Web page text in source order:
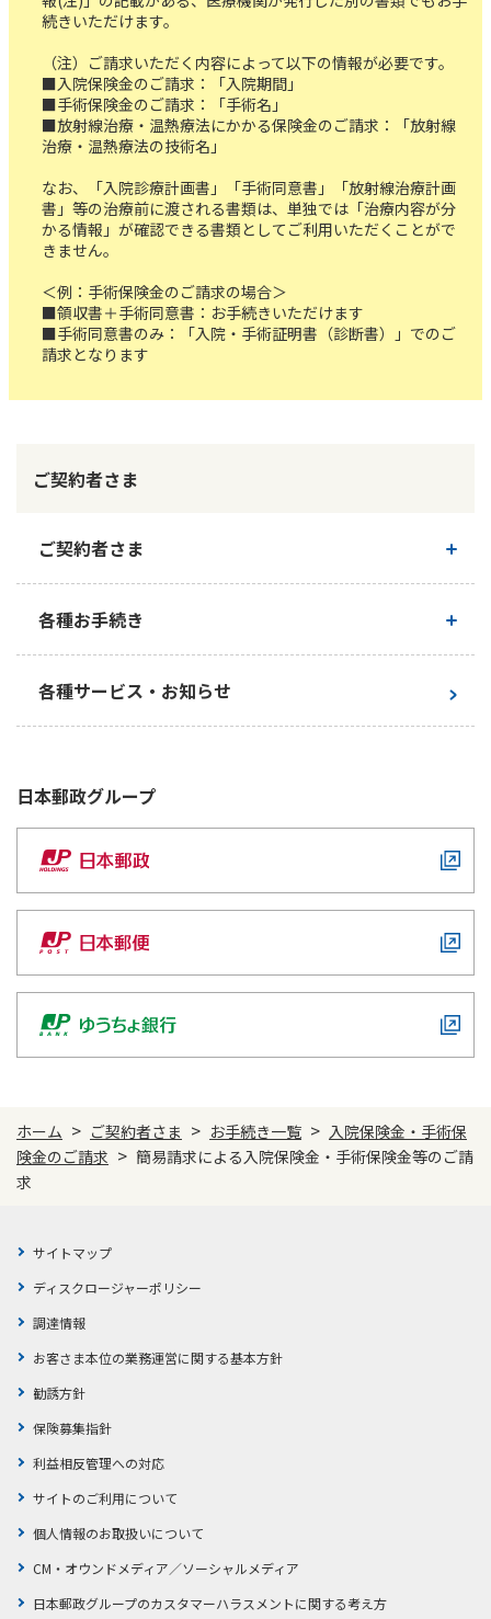
お問い合わせ
ラジオ体操・みんなの体操
ラジオ体操ポータルサイト
お客さまの声／お客さまサービス向上の取組み
かんぽジャンクション
続きいただけます。
（注）ご請求いただく内容によって以下の情報が必要です。
■入院保険金のご請求：「入院期間」
■手術保険金のご請求：「手術名」
■放射線治療・温熱療法にかかる保険金のご請求：「放射線
治療・温熱療法の技術名」
なお、「入院診療計画書」「手術同意書」「放射線治療計画
書」等の治療前に渡される書類は、単独では「治療内容が分
かる情報」が確認できる書類としてご利用いただくことがで
きません。
＜例：手術保険金のご請求の場合＞
■領収書＋手術同意書：お手続きいただけます
■手術同意書のみ：「入院・手術証明書（診断書）」でのご
請求となります
ご契約者さま
ご契約者さま
ご契約内容の確認
各種お手続き
お手続き一覧
各種サービス・お知らせ
日本郵政グループ
ホーム > ご契約者さま > お手続き一覧 > 入院保険金・手術保
険金のご請求 > 簡易請求による入院保険金・手術保険金等のご請
求
サイトマップ
ディスクロージャーポリシー
調達情報
お客さま本位の業務運営に関する基本方針
勧誘方針
保険募集指針
利益相反管理への対応
サイトのご利用について
個人情報のお取扱いについて
CM・オウンドメディア／ソーシャルメディア
日本郵政グループのカスタマーハラスメントに関する考え方